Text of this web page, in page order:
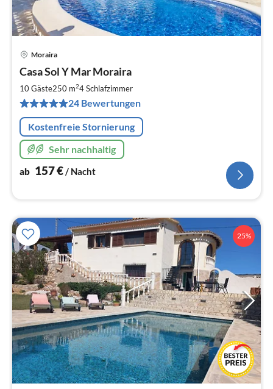
Moraira
Casa Sol Y Mar Moraira
10 Gäste250 m24Schlafzimmer
24 Bewertungen
Kostenfreie Stornierung
Sehr nachhaltig
ab 157€/ Nacht
25%